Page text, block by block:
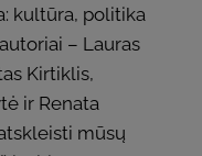
kultūra, politika
– Lauras
Kirtiklis,
ir Renata
mūsų